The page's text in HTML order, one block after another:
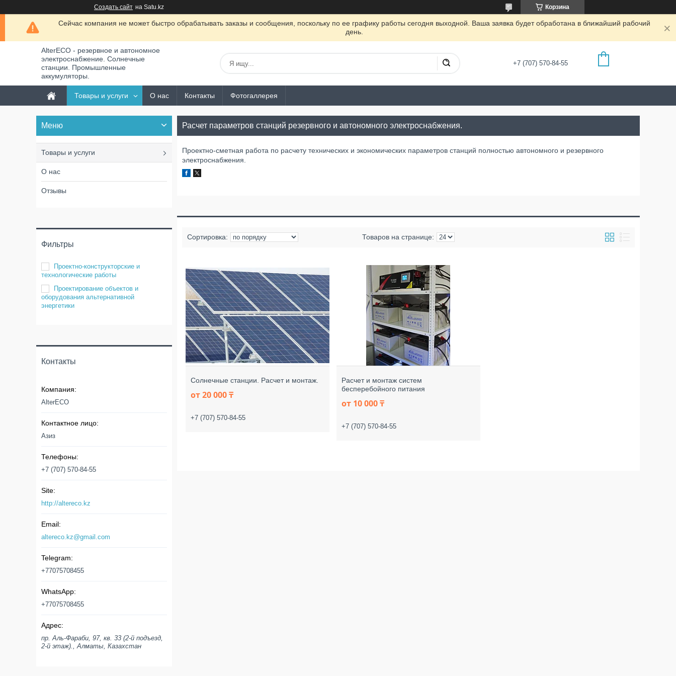
Создать сайт на Satu.kz Корзина
Сейчас компания не может быстро обрабатывать заказы и сообщения, поскольку по ее графику работы сегодня выходной. Ваша заявка будет обработана в ближайший рабочий
день.
AlterECO - резервное и автономное
электроснабжение. Солнечные
станции. Промышленные
аккумуляторы.
+7 (707) 570-84-55
Товары и услуги О нас Контакты Фотогаллерея
Расчет параметров станций резервного и автономного электроснабжения.
Проектно-сметная работа по расчету технических и экономических параметров станций полностью автономного и резервного
электроснабжения.
Солнечные станции. Расчет и монтаж.
от 20 000 ₸
+7 (707) 570-84-55
Расчет и монтаж систем
бесперебойного питания
от 10 000 ₸
+7 (707) 570-84-55
Товары и услуги
О нас
Отзывы
Фильтры
Проектно-конструкторские и
технологические работы
Проектирование объектов и
оборудования альтернативной
энергетики
Контакты
AlterECO
Азиз
+7 (707) 570-84-55
http://altereco.kz
altereco.kz@gmail.com
+77075708455
+77075708455
пр. Аль-Фараби, 97, кв. 33 (2-й подъезд,
2-й этаж)., Алматы, Казахстан